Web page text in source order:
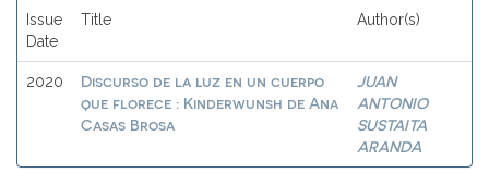
Issue
Date
Title Author(s)
2020
Discurso de la luz en un cuerpo
que florece : Kinderwunsh de Ana
Casas Brosa
JUAN
ANTONIO
SUSTAITA
ARANDA